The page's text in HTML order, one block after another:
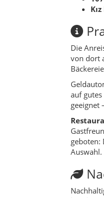
Auswahl.
der
Flächen